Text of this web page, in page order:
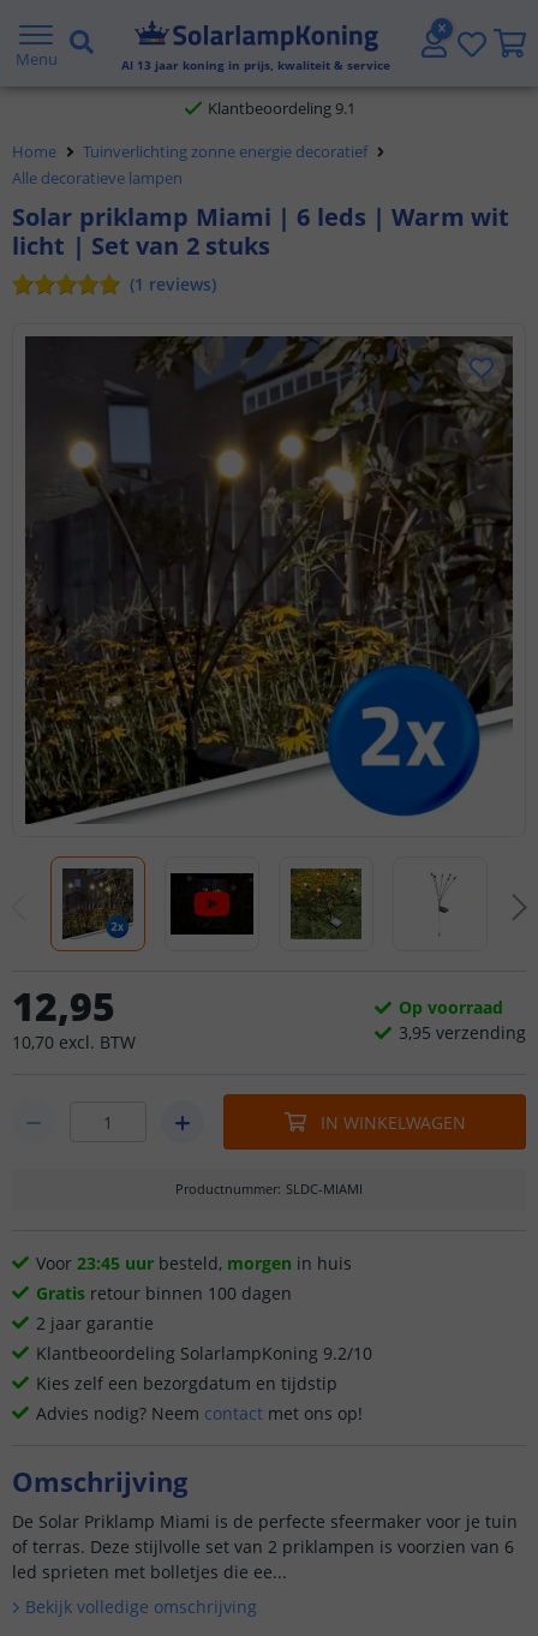
Menu Al 13 jaar koning in prijs, kwaliteit & service
Gratis verzending vanaf € 20,- NL en BE
Klantbeoordeling 9.1
Voor 23:45 uur besteld,morgen in huis
Home
Tuinverlichting zonne energie decoratief
Alle decoratieve lampen
Solar priklamp Miami | 6 leds | Warm wit
licht | Set van 2 stuks
(1 reviews)
12,95
10,70 excl. BTW
Op voorraad
3,95 verzending
IN WINKELWAGEN
Productnummer: SLDC-MIAMI
Voor 23:45 uur besteld, morgen in huis
Gratis retour binnen 100 dagen
2 jaar garantie
Klantbeoordeling SolarlampKoning 9.2/10
Kies zelf een bezorgdatum en tijdstip
Advies nodig? Neem contact met ons op!
Omschrijving
De Solar Priklamp Miami is de perfecte sfeermaker voor je tuin
of terras. Deze stijlvolle set van 2 priklampen is voorzien van 6
led sprieten met bolletjes die ee...
Bekijk volledige omschrijving